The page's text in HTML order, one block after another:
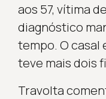
aos 57, vítima
diagnóstico
tempo. O casal
teve mais dois
Travolta